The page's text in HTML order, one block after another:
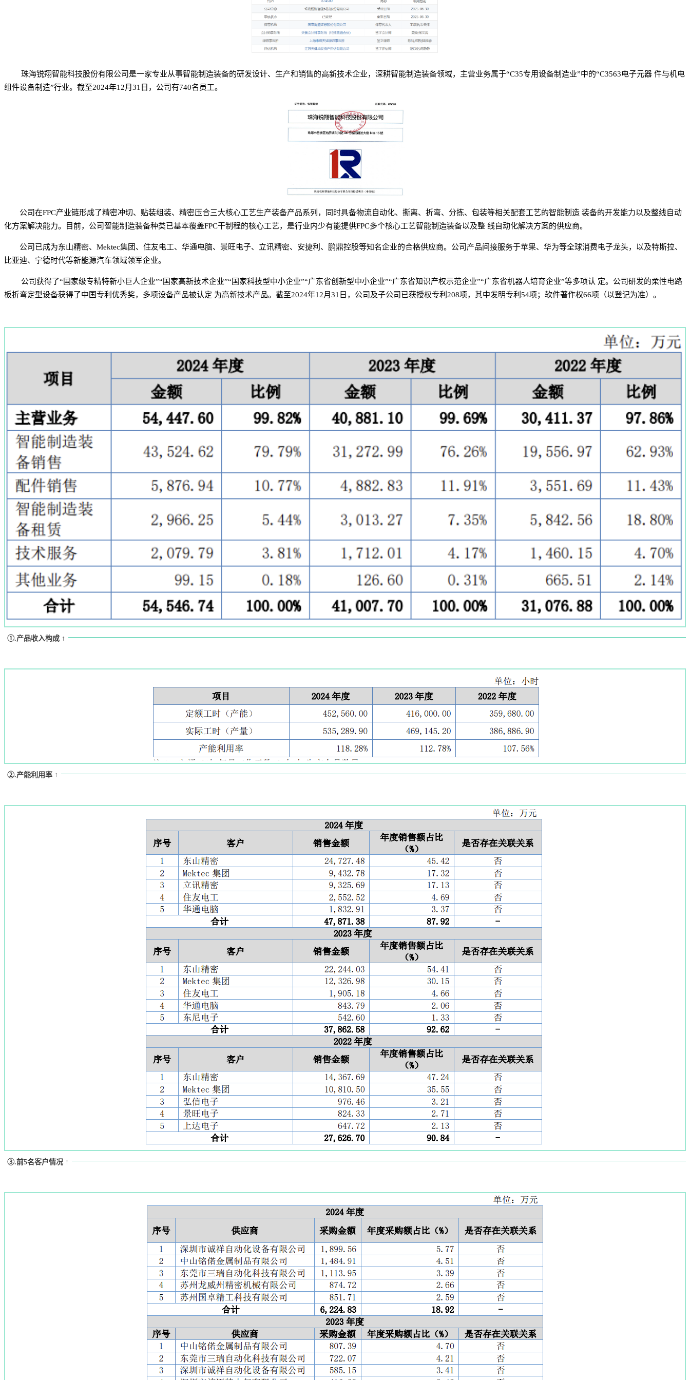
珠海锐翔智能科技股份有限公司是一家专业从事智能制造装备的研发设计、生产和销售的高新技术企业，深耕智能制造装备领域，主营业务属于“C35专用设备制造业”中的“C3563电子元器 件与机电
组件设备制造”行业。截至2024年12月31日，公司有740名员工。
公司在FPC产业链形成了精密冲切、贴装组装、精密压合三大核心工艺生产装备产品系列，同时具备物流自动化、撕离、折弯、分拣、包装等相关配套工艺的智能制造 装备的开发能力以及整线自动
化方案解决能力。目前，公司智能制造装备种类已基本覆盖FPC干制程的核心工艺，是行业内少有能提供FPC多个核心工艺智能制造装备以及整 线自动化解决方案的供应商。
公司已成为东山精密、Mektec集团、住友电工、华通电脑、景旺电子、立讯精密、安捷利、鹏鼎控股等知名企业的合格供应商。公司产品间接服务于苹果、华为等全球消费电子龙头，以及特斯拉、
比亚迪、宁德时代等新能源汽车领域领军企业。
公司获得了“国家级专精特新小巨人企业”“国家高新技术企业”“国家科技型中小企业”“广东省创新型中小企业”“广东省知识产权示范企业”“广东省机器人培育企业”等多项认 定。公司研发的柔性电路
板折弯定型设备获得了中国专利优秀奖，多项设备产品被认定 为高新技术产品。截至2024年12月31日，公司及子公司已获授权专利208项，其中发明专利54项；软件著作权66项（以登记为准）。
①.产品收入构成 ↑
②.产能利用率 ↑
③.前5名客户情况 ↑